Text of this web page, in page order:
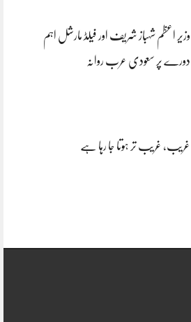
وزیر اعظم شہباز شریف اور فیلڈ مارشل اہم
دورے پر سعودی عرب روانہ
غریب، غریب تر ہوتا جا رہا ہے